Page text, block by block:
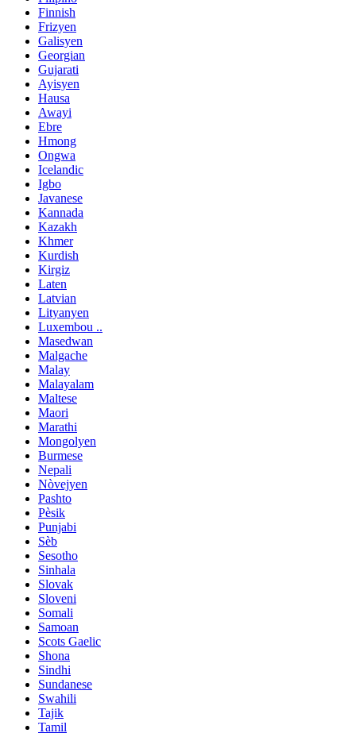
Finnish
Frizyen
Galisyen
Georgian
Gujarati
Ayisyen
Hausa
Awayi
Ebre
Hmong
Ongwa
Icelandic
Igbo
Javanese
Kannada
Kazakh
Khmer
Kurdish
Kirgiz
Laten
Latvian
Lityanyen
Luxembou ..
Masedwan
Malgache
Malay
Malayalam
Maltese
Maori
Marathi
Mongolyen
Burmese
Nepali
Nòvejyen
Pashto
Pèsik
Punjabi
Sèb
Sesotho
Sinhala
Slovak
Sloveni
Somali
Samoan
Scots Gaelic
Shona
Sindhi
Sundanese
Swahili
Tajik
Tamil